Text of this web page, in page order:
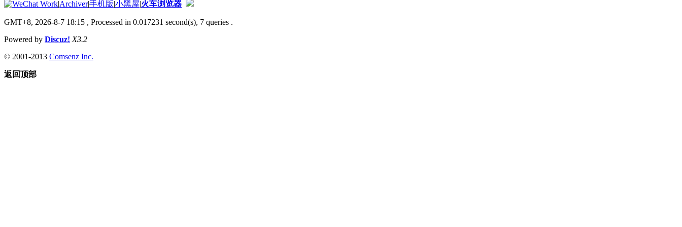
|Archiver|手机版|小黑屋|火车浏览器
GMT+8, 2026-8-7 18:15 , Processed in 0.017231 second(s), 7 queries .
Powered by Discuz! X3.2
© 2001-2013 Comsenz Inc.
返回顶部